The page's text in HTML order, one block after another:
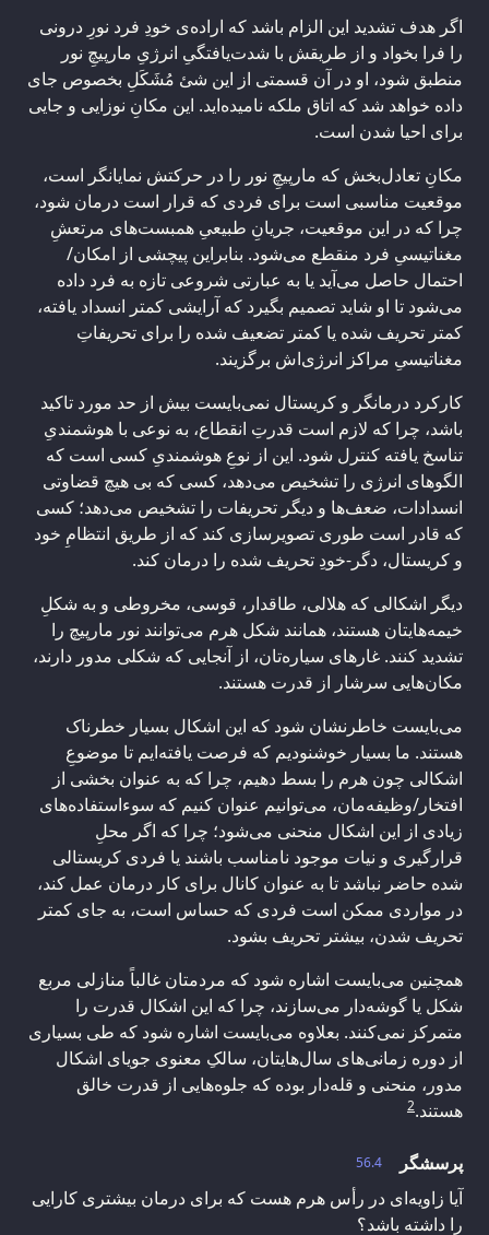
اگر هدف تشدید این الزام باشد که اراده‌ی خودِ فرد نورِ درونی
را فرا بخواد و از طریقش با شدت‌یافتگیِ انرژیِ مارپیچِ نور
منطبق شود، او در آن قسمتی از این شئ مُشَکَلِ بخصوص جای
داده خواهد شد که اتاق ملکه نامیده‌اید. این مکانِ نوزایی و جایی
برای احیا شدن است.
مکانِ تعادل‌بخش که مارپیچِ نور را در حرکتش نمایانگر است،
موقعیت مناسبی است برای فردی که قرار است درمان شود،
چرا که در این موقعیت، جریانِ طبیعیِ همبست‌های مرتعشِ
مغناتیسیِ فرد منقطع می‌شود. بنابراین پیچشی از امکان/
احتمال حاصل می‌آید یا به عبارتی شروعی تازه به فرد داده
می‌شود تا او شاید تصمیم بگیرد که آرایشی کمتر انسداد یافته،
کمتر تحریف شده یا کمتر تضعیف شده را برای تحریفاتِ
مغناتیسیِ مراکز انرژی‌اش برگزیند.
کارکرد درمانگر و کریستال نمی‌بایست بیش از حد مورد تاکید
باشد، چرا که لازم است قدرتِ انقطاع، به نوعی با هوشمندیِ
تناسخ یافته کنترل شود. این از نوعِ هوشمندیِ کسی است که
الگوهای انرژی را تشخیص می‌دهد، کسی که بی هیچ قضاوتی
انسدادات، ضعف‌ها و دیگر تحریفات را تشخیص می‌دهد؛ کسی
که قادر است طوری تصویرسازی کند که از طریق انتظامِ خود
و کریستال، دگر-خودِ تحریف شده را درمان کند.
دیگر اشکالی که هلالی، طاقدار، قوسی، مخروطی و به شکلِ
خیمه‌هایتان هستند، همانند شکل هرم می‌توانند نور مارپیچ را
تشدید کنند. غارهای سیاره‌تان، از آنجایی که شکلی مدور دارند،
مکان‌هایی سرشار از قدرت هستند.
می‌بایست خاطرنشان شود که این اشکال بسیار خطرناک
هستند. ما بسیار خوشنودیم که فرصت یافته‌ایم تا موضوعِ
اشکالی چون هرم را بسط دهیم، چرا که به عنوان بخشی از
افتخار/وظیفه‌مان، می‌توانیم عنوان کنیم که سوءاستفاده‌های
زیادی از این اشکال منحنی می‌شود؛ چرا که اگر محلِ
قرارگیری و نیات موجود نامناسب باشند یا فردی کریستالی
شده حاضر نباشد تا به عنوان کانال برای کار درمان عمل کند،
در مواردی ممکن است فردی که حساس است، به جای کمتر
تحریف شدن، بیشتر تحریف بشود.
همچنین می‌بایست اشاره شود که مردمتان غالباً منازلی مربع
شکل یا گوشه‌دار می‌سازند، چرا که این اشکال قدرت را
متمرکز نمی‌کنند. بعلاوه می‌بایست اشاره شود که طی بسیاری
از دوره‌ زمانی‌های سال‌هایتان، سالکِ معنوی جویای اشکال
مدور، منحنی و قله‌دار بوده که جلوه‌هایی از قدرت خالق
هستند.2
56.4
پرسشگر
آیا زاویه‌ای در رأس هرم هست که برای درمان بیشتری کارایی
را داشته باشد؟